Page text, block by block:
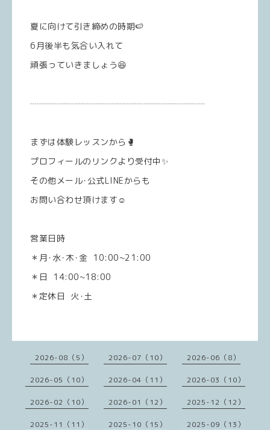
夏に向けて引き締めの時期🍉
6月後半も気合い入れて
頑張っていきましょう😆
┈┈┈┈┈┈┈┈┈┈┈┈┈┈┈┈┈┈┈┈
まずは体験レッスンから🥊
プロフィールのリンクより受付中✨
その他メール･公式LINEからも
お問い合わせ頂けます☺️
営業日時
＊月･水･木･金 10:00~21:00
＊日 14:00~18:00
＊定休日 火･土
2026-08（5） 2026-07（10） 2026-06（8）
2026-05（10） 2026-04（11） 2026-03（10）
2026-02（10） 2026-01（12） 2025-12（12）
2025-11（11） 2025-10（15） 2025-09（13）